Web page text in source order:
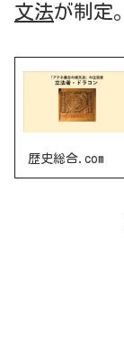
文法が制定。
歴史総合.com